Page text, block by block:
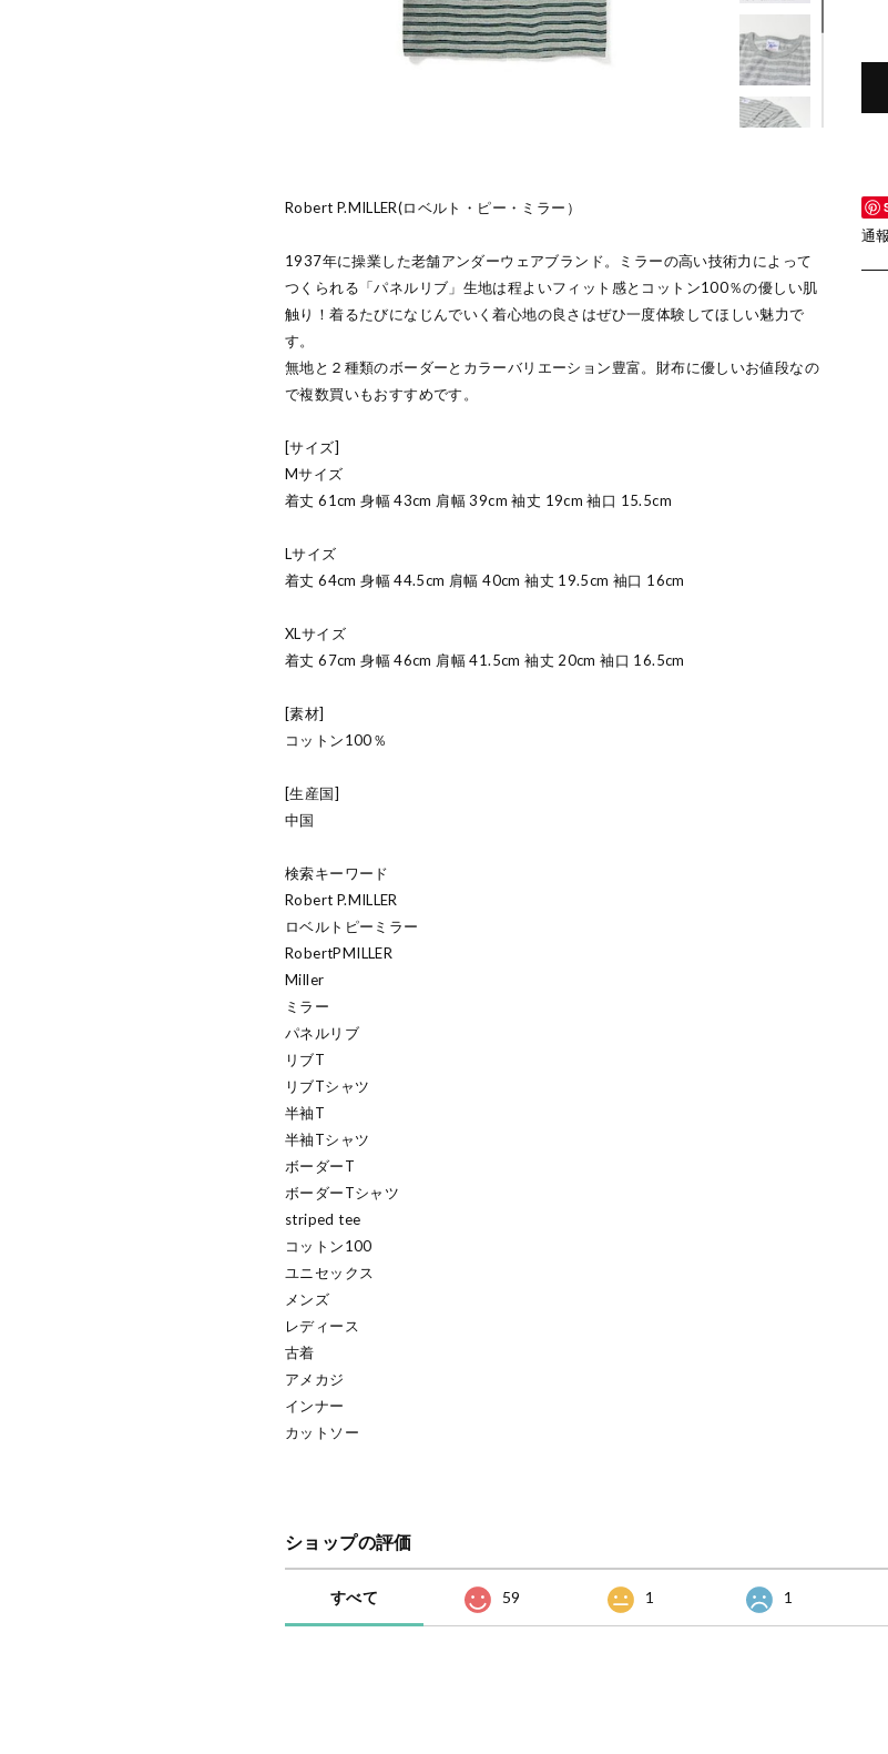
Robert P.MILLER(ロベルト・ピー・ミラー）
1937年に操業した老舗アンダーウェアブランド。ミラーの高い技術力によって
つくられる「パネルリブ」生地は程よいフィット感とコットン100％の優しい肌
触り！着るたびになじんでいく着心地の良さはぜひ一度体験してほしい魅力で
す。
無地と２種類のボーダーとカラーバリエーション豊富。財布に優しいお値段なの
で複数買いもおすすめです。
[サイズ]
Mサイズ
着丈 61cm 身幅 43cm 肩幅 39cm 袖丈 19cm 袖口 15.5cm
Lサイズ
着丈 64cm 身幅 44.5cm 肩幅 40cm 袖丈 19.5cm 袖口 16cm
XLサイズ
着丈 67cm 身幅 46cm 肩幅 41.5cm 袖丈 20cm 袖口 16.5cm
[素材]
コットン100％
[生産国]
中国
検索キーワード
Robert P.MILLER
ロベルトピーミラー
RobertPMILLER
Miller
ミラー
パネルリブ
リブT
リブTシャツ
半袖T
半袖Tシャツ
ボーダーT
ボーダーTシャツ
striped tee
コットン100
ユニセックス
メンズ
レディース
古着
アメカジ
インナー
カットソー
通
ショップの評価
すべて 59 1 1